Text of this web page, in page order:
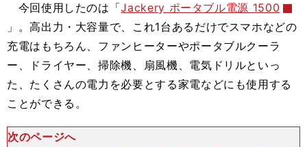
今回使用したのは「Jackery ポータブル電源 1500
」。高出力・大容量で、これ1台あるだけでスマホなどの
充電はもちろん、ファンヒーターやポータブルクーラ
ー、ドライヤー、掃除機、扇風機、電気ドリルといっ
た、たくさんの電力を必要とする家電などにも使用する
ことができる。
次のページへ